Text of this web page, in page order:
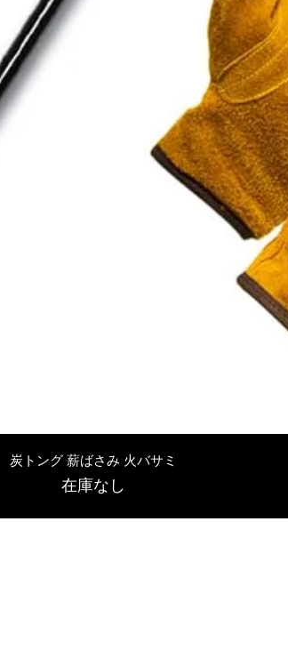
クイックビュー
炭トング 薪ばさみ 火バサミ
在庫なし